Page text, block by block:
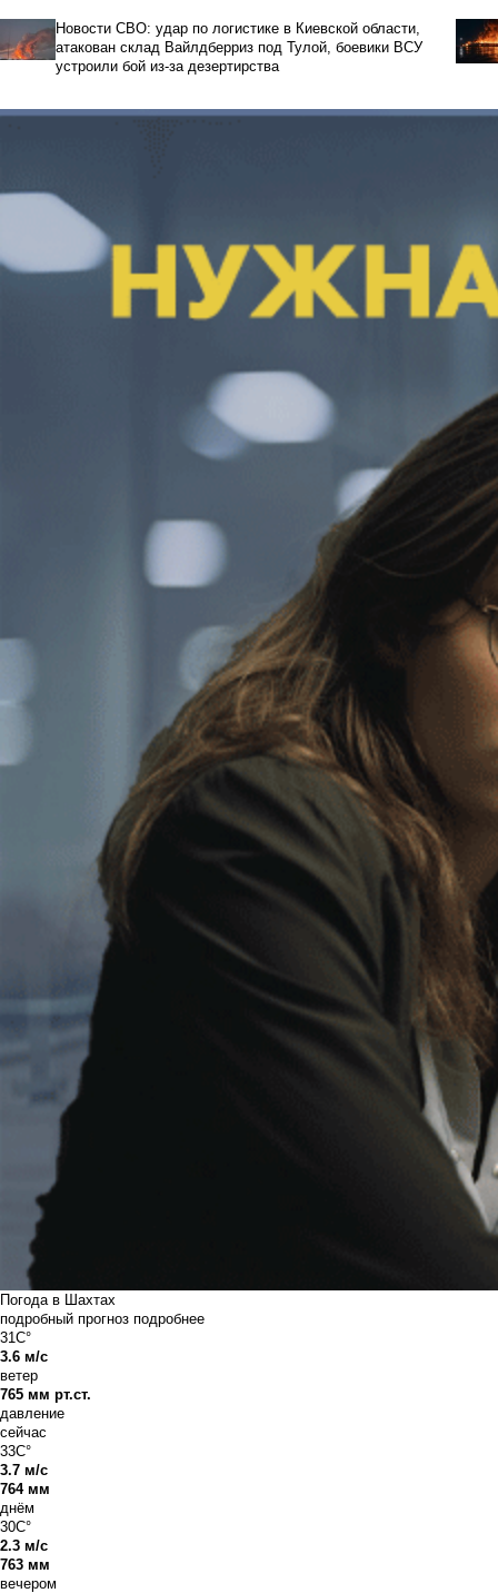
Новости СВО: удар по логистике в Киевской области,
атакован склад Вайлдберриз под Тулой, боевики ВСУ
устроили бой из-за дезертирства
Погода в Шахтах
подробный прогноз подробнее
31C°
3.6 м/с
ветер
765 мм рт.ст.
давление
сейчас
33C°
3.7 м/с
764 мм
днём
30C°
2.3 м/с
763 мм
вечером